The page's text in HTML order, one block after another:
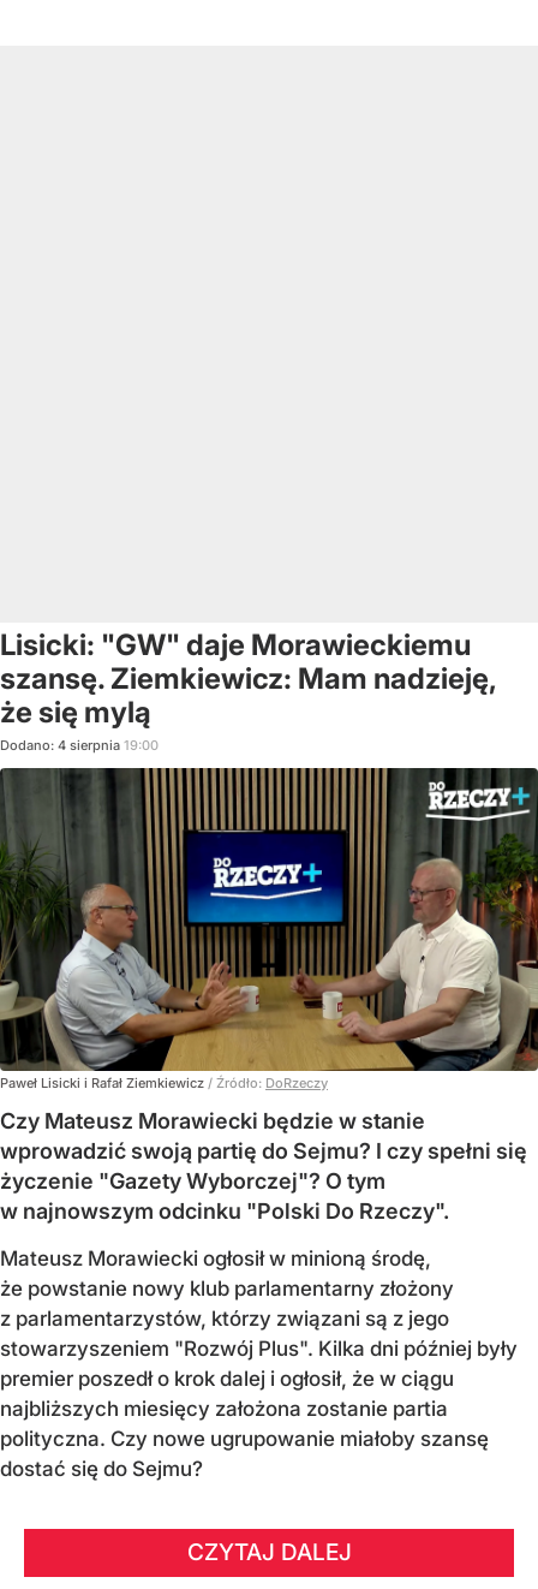
Lisicki: "GW" daje Morawieckiemu
szansę. Ziemkiewicz: Mam nadzieję,
że się mylą
Dodano: 4 sierpnia 19:00
Paweł Lisicki i Rafał Ziemkiewicz / Źródło: DoRzeczy
Czy Mateusz Morawiecki będzie w stanie
wprowadzić swoją partię do Sejmu? I czy spełni się
życzenie "Gazety Wyborczej"? O tym
w najnowszym odcinku "Polski Do Rzeczy".
Mateusz Morawiecki ogłosił w minioną środę,
że powstanie nowy klub parlamentarny złożony
z parlamentarzystów, którzy związani są z jego
stowarzyszeniem "Rozwój Plus". Kilka dni później były
premier poszedł o krok dalej i ogłosił, że w ciągu
najbliższych miesięcy założona zostanie partia
polityczna. Czy nowe ugrupowanie miałoby szansę
dostać się do Sejmu?
CZYTAJ DALEJ